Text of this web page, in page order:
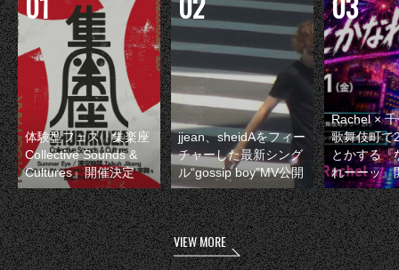
体験型フェス『集楽座
Collective Sounds &
Cultures』開催決定
jjean、sheidAをフィー
チャーした最新シング
ル“gossip boy”MV公開
Rachel ×
歌舞伎町で
とかする『
れーーッ』
VIEW MORE